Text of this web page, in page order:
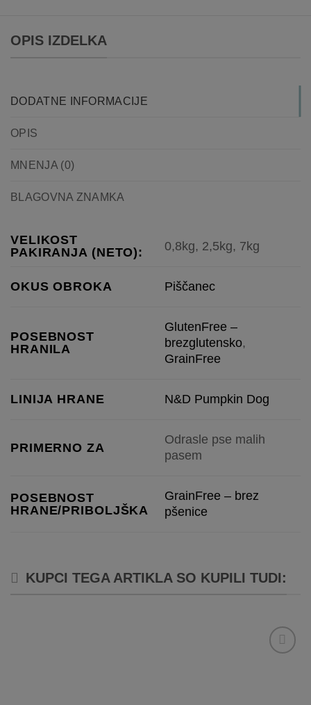
OPIS IZDELKA
DODATNE INFORMACIJE
OPIS
MNENJA (0)
BLAGOVNA ZNAMKA
VELIKOST
PAKIRANJA (NETO):
0,8kg, 2,5kg, 7kg
OKUS OBROKA Piščanec
POSEBNOST
HRANILA
GlutenFree –
brezglutensko,
GrainFree
LINIJA HRANE N&D Pumpkin Dog
PRIMERNO ZA
Odrasle pse malih
pasem
POSEBNOST
HRANE/PRIBOLJŠKA
GrainFree – brez
pšenice
KUPCI TEGA ARTIKLA SO KUPILI TUDI: